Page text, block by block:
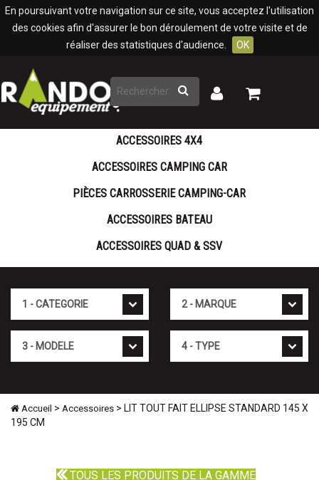
En poursuivant votre navigation sur ce site, vous acceptez l'utilisation
des cookies afin d'assurer le bon déroulement de votre visite et de
réaliser des statistiques d'audience.
OK
Rechercher
Mon
Mon
ACCESSOIRES 4X4
ACCESSOIRES CAMPING CAR
PIÈCES CARROSSERIE CAMPING-CAR
ACCESSOIRES BATEAU
ACCESSOIRES QUAD & SSV
Accueil > Accessoires > LIT TOUT FAIT ELLIPSE STANDARD 145 X
195 CM
TOUS LES PRODUITS DE LA GAMME
Panneau de gestion des cookies